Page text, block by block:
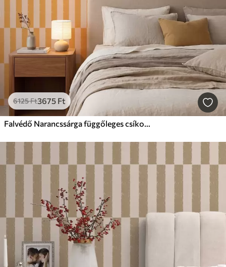
6125Ft3675 Ft
Falvédő Narancssárga függőleges csíkok bézs alapon